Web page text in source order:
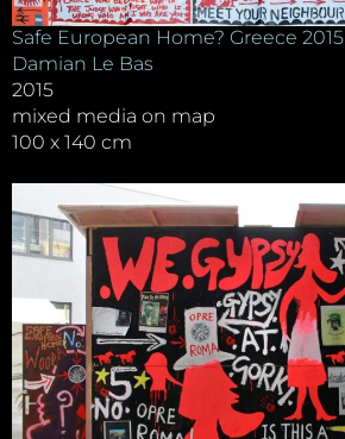
Safe European Home? Greece 2015
Damian Le Bas
2015
mixed media on map
100 x 140 cm